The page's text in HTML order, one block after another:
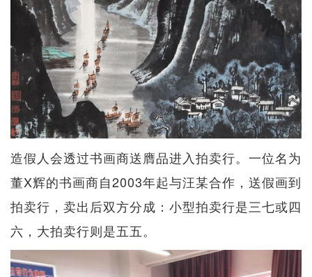
造假人会透过书画商送膺品进入拍卖行。一位名为
董X辉的书画商自2003年起与汪某合作，送假画到
拍卖行，卖出后双方分成：小型拍卖行是三七或四
六，大拍卖行则是五五。